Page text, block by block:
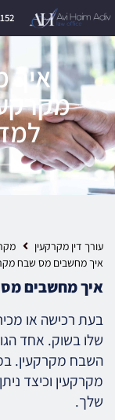
איך
עורך דין מקרקעין
איך מחשבים מס שבח
איך מחשבים
בעת רכישה או
שלו בשוק. אחד
השבח מקרקעין.
מקרקעין וכיצד
שלך.